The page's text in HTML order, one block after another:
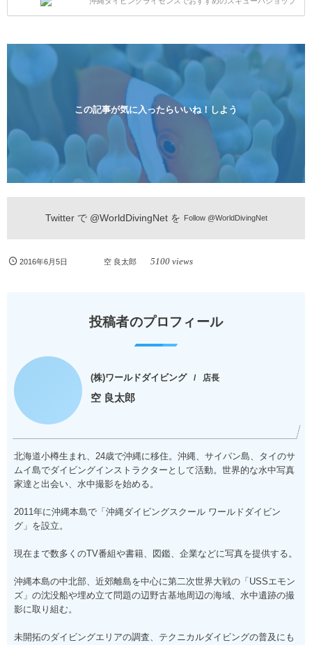
1人様から気軽にご参加ください。 全てのコースで高
画質の記念撮影&水中撮影付きです。初心者の方やダ
す。 沖縄本島周辺ビーチ・体験ダイビング 格安キャ
ンペーン！！￥16800 ￥11800(税込) 器材 / 送迎 / 保
険 / 全て込み ダイビングがはじめての方や初心者でも
気軽に体験できる半日のコース。沖縄本島のビーチか
らのんびりダイビングを楽しめます...
この記事が気に入ったらいいね！しよう
Twitter で @WorldDivingNetを Follow @WorldDivingNet
2016年6月5日 空 良太郎 5100 views
投稿者のプロフィール
(株)ワールドダイビング 店長
空 良太郎
北海道小樽生まれ、24歳で沖縄に移住。沖縄、サイパン島、タイのサ
ムイ島でダイビングインストラクターとして活動。世界的な水中写真
家達と出会い、水中撮影を始める。
2011年に沖縄本島で「沖縄ダイビングスクール ワールドダイビン
グ」を設立。
現在まで数多くのTV番組や書籍、図鑑、企業などに写真を提供する。
沖縄本島の中北部、近郊離島を中心に第二次世界大戦の「USSエモン
ズ」の沈没船や埋め立て問題の辺野古基地周辺の海域、水中遺跡の撮
影に取り組む。
未開拓のダイビングエリアの調査、テクニカルダイビングの普及にも